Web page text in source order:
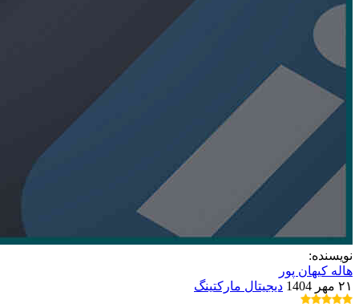
نویسنده:
هاله کیهان پور
۲۱ مهر 1404
دیجیتال مارکتینگ